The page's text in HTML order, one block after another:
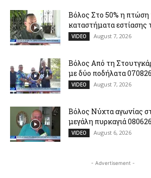
Βόλος Στο 50% η πτώση
καταστήματα εστίασης
VIDEO August 7, 2026
Βόλος Από τη
με δύο ποδήλατα 070826
VIDEO August 7, 2026
Βόλος Νύχτα αγωνίας
μεγάλη πυρκαγιά 080626
VIDEO August 6, 2026
- Advertisement -